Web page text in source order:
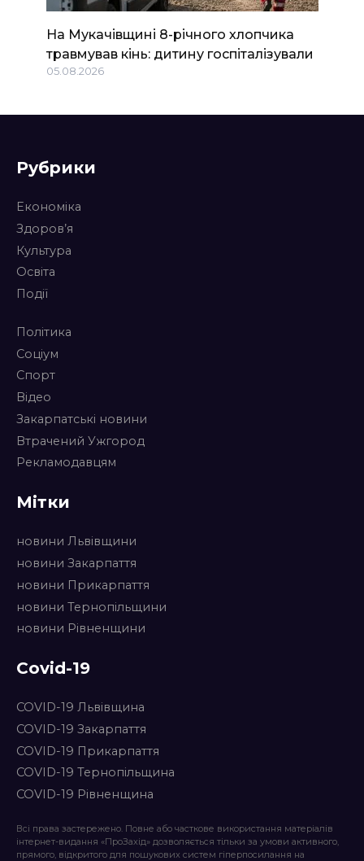
На Мукачівщині 8-річного хлопчика
травмував кінь: дитину госпіталізували
05.08.2026
Рубрики
Економіка
Здоров’я
Культура
Освіта
Події
Політика
Соціум
Спорт
Відео
Закарпатські новини
Втрачений Ужгород
Рекламодавцям
Мітки
новини Львівщини
новини Закарпаття
новини Прикарпаття
новини Тернопільщини
новини Рівненщини
Covid-19
COVID-19 Львівщина
COVID-19 Закарпаття
COVID-19 Прикарпаття
COVID-19 Тернопільщина
COVID-19 Рівненщина
Всі права застережено. Повне або часткове використання матеріалів
інтернет-видання «ПроЗахід» дозволяється тільки за умови активного,
прямого, відкритого для пошукових систем гіперпосилання на